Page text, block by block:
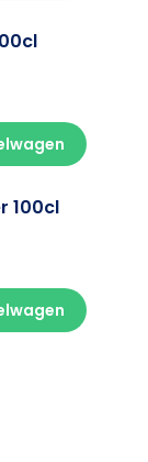
100cl